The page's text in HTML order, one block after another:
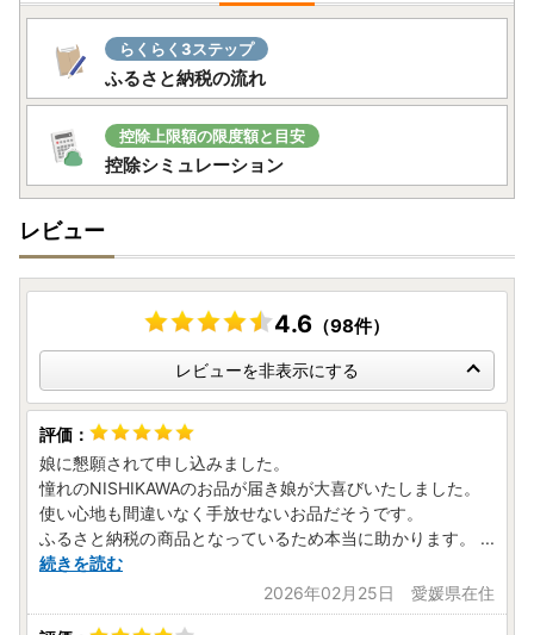
らくらく3ステップ
ふるさと納税の流れ
控除上限額の限度額と目安
控除シミュレーション
レビュー
4.6 （98件）
レビューを非表示にする
娘に懇願されて申し込みました。
憧れのNISHIKAWAのお品が届き娘が大喜びいたしました。
使い心地も間違いなく手放せないお品だそうです。
ふるさと納税の商品となっているため本当に助かります。
...
続きを読む
2026年02月25日 愛媛県在住